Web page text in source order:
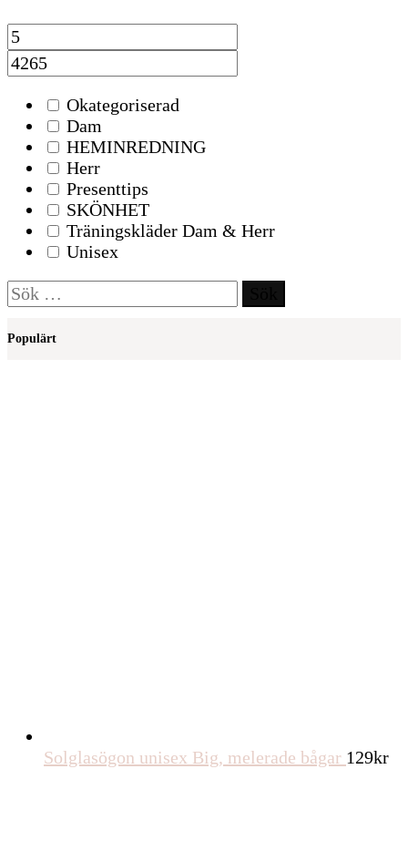
Okategoriserad
Dam
HEMINREDNING
Herr
Presenttips
SKÖNHET
Träningskläder Dam & Herr
Unisex
Sök
efter:
Populärt
Solglasögon unisex Big, melerade bågar 129kr